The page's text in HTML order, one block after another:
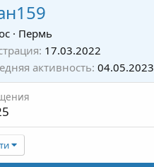
· Пермь
17.03.2022
активность 04.05.2023